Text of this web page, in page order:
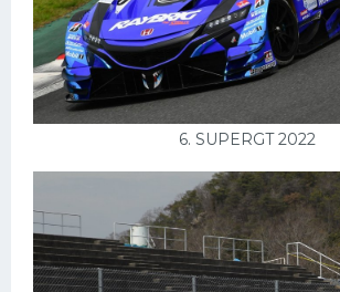
6. SUPERGT 2022